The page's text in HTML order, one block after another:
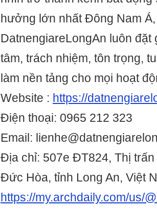
hưởng lớn nhất Đông Nam Á,
DatnengiareLongAn luôn đặt
tâm, trách nhiệm, tôn trọng,
làm nền tảng cho mọi hoạt
Website : https://
Điện thoại: 0965 212 323
Email:
Địa chỉ: 507e ĐT824, Thị
Đức Hòa, tỉnh Long An, Việt
https://my.archdaily.com/us/